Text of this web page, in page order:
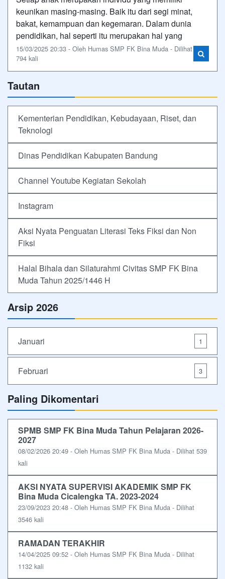
keunikan masing-masing. Baik itu dari segi minat,
bakat, kemampuan dan kegemaran. Dalam dunia
pendidikan, hal seperti itu merupakan hal yang
15/03/2025 20:33 - Oleh Humas SMP FK Bina Muda - Dilihat
794 kali
Tautan
Kementerian Pendidikan, Kebudayaan, Riset, dan
Teknologi
Dinas Pendidikan Kabupaten Bandung
Channel Youtube Kegiatan Sekolah
Instagram
Aksi Nyata Penguatan Literasi Teks Fiksi dan Non
Fiksi
Halal Bihala dan Silaturahmi Civitas SMP FK Bina
Muda Tahun 2025/1446 H
Arsip 2026
Januari 1
Februari 3
Paling Dikomentari
SPMB SMP FK Bina Muda Tahun Pelajaran 2026-
2027
08/02/2026 20:49 - Oleh Humas SMP FK Bina Muda - Dilihat 539
kali
AKSI NYATA SUPERVISI AKADEMIK SMP FK
Bina Muda Cicalengka TA. 2023-2024
23/09/2023 20:48 - Oleh Humas SMP FK Bina Muda - Dilihat
3546 kali
RAMADAN TERAKHIR
14/04/2025 09:52 - Oleh Humas SMP FK Bina Muda - Dilihat
1132 kali